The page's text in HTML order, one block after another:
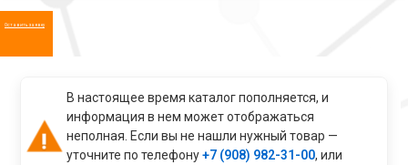
Оставить заявку
В настоящее время каталог пополняется, и
информация в нем может отображаться
неполная. Если вы не нашли нужный товар —
уточните по телефону+7 (908) 982-31-00, или